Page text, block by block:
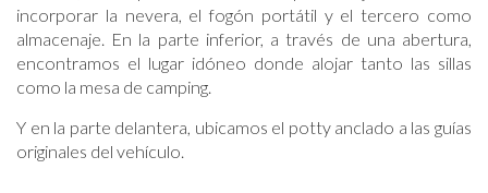
incorporar la nevera, el fogón portátil y el tercero como
almacenaje. En la parte inferior, a través de una abertura,
encontramos el lugar idóneo donde alojar tanto las sillas
como la mesa de camping.
Y en la parte delantera, ubicamos el potty anclado a las guías
originales del vehículo.